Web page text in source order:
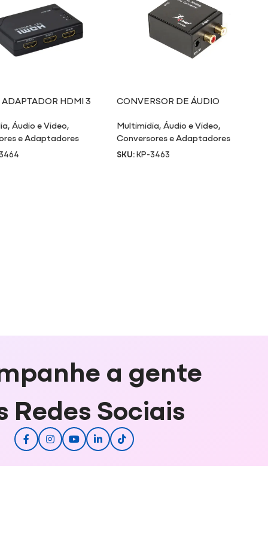
ADAPTADOR HDMI 3
, Áudio e Video,
e Adaptadores
CONVERSOR DE ÁUDIO
Multimidia,Áudio e Video,
Conversores e Adaptadores
SKU:KP-3463
a gente
Redes Sociais